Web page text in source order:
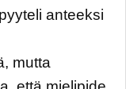
anteeksi
mutta